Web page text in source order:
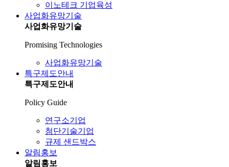
이노테크 기업육성
사업화유망기술
사업화유망기술
Promising Technologies
사업화유망기술
특구제도안내
특구제도안내
Policy Guide
연구소기업
첨단기술기업
규제 샌드박스
알림홍보
알림홍보